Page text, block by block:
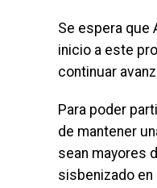
Se espera que
inicio a este
continuar
Para poder
de mantener
sean mayores
sisbenizado